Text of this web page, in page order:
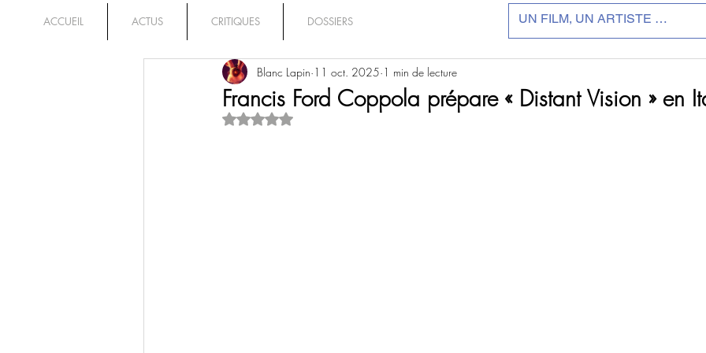
ACCUEIL ACTUS CRITIQUES DOSSIERS
Francis Ford Coppola prépare « Distant Vision » en
Blanc Lapin 11 oct. 2025 1 min de lecture
Noté NaN étoiles sur 5.